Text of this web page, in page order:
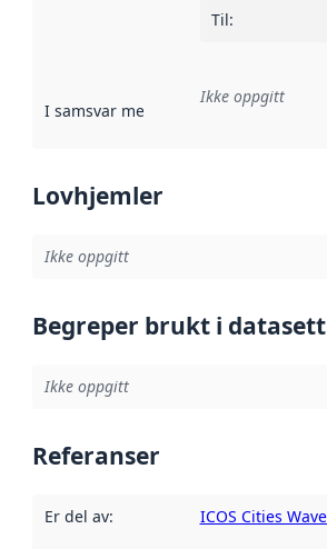
Til:
I samsvar med Referanse til en
Ikke oppgitt
Lovhjemler
Ikke oppgitt
Begreper brukt i datasett
Ikke oppgitt
Referanser
Er del av: ICOS Cities